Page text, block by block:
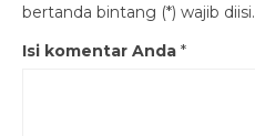
bertanda bintang (*) wajib diisi.
Isi komentar Anda *